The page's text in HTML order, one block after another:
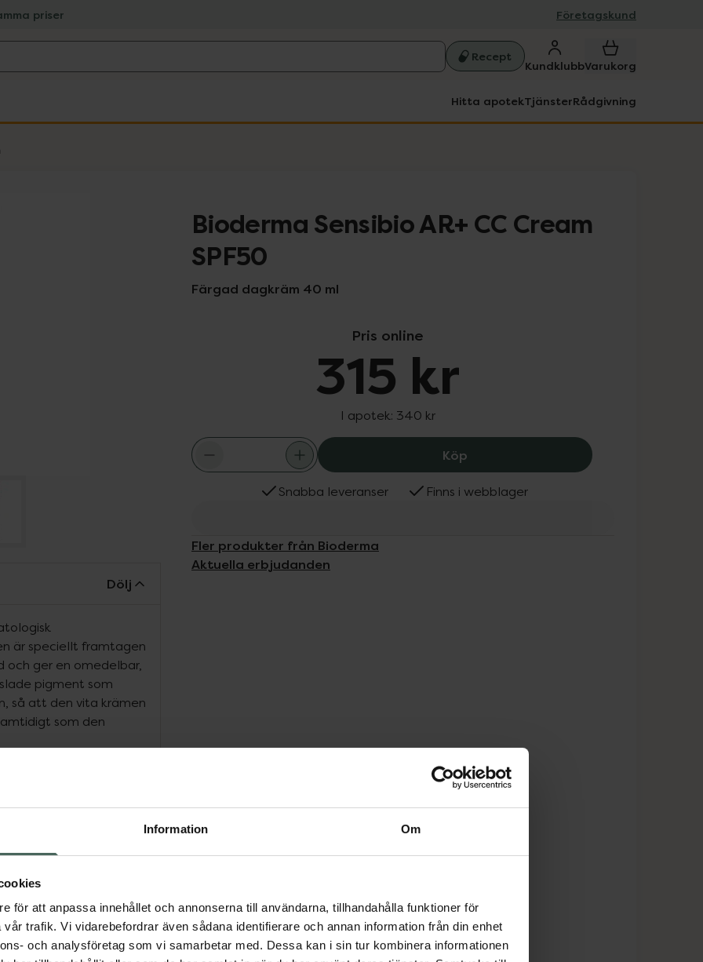
Information Om
för att anpassa innehållet och annonserna till användarna, tillhandahålla funktioner för
trafik. Vi vidarebefordrar även sådana identifierare och annan information från din enhet
och analysföretag som vi samarbetar med. Dessa kan i sin tur kombinera informationen
priser Företagskund
Recept
KundklubbVarukorg
Hitta apotekTjänsterRådgivning
Bioderma Sensibio AR+ CC Cream
SPF50
Färgad dagkräm 40 ml
Pris online
315 kr
I apotek: 340 kr
Köp Bioderma Sensibio AR+ CC Cream
Snabba leveranser Finns i webblager
Fler produkter från Bioderma
Aktuella erbjudanden
Dölj
är speciellt framtagen
och ger en omedelbar,
pigment som
så att den vita krämen
som den
Rosactiv™ 2.0,
NAOS
är formulerade med
mekanismer som
och
resultat.